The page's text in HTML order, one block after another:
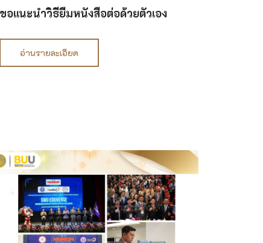
ขอแนะนำวิธียืมหนังสือต่อด้วยตัวเอง
อ่านรายละเอียด